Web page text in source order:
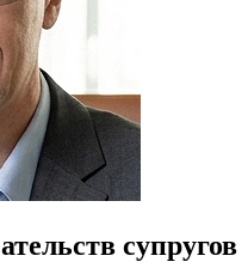
супругов